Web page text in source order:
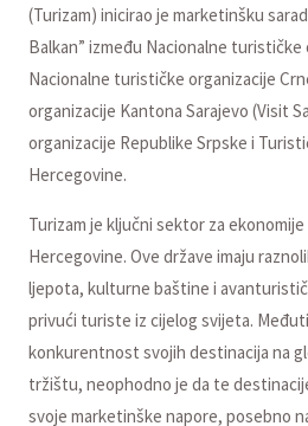
(Turizam) inicirao je marketinšku
Balkan” između Nacionalne turističke
Nacionalne turističke organizacije
organizacije Kantona Sarajevo (Visit
organizacije Republike Srpske i
Hercegovine.
Turizam je ključni sektor za
Hercegovine. Ove države imaju
ljepota, kulturne baštine i
privući turiste iz cijelog svijeta.
konkurentnost svojih destinacija na
tržištu, neophodno je da te
svoje marketinške napore, posebno